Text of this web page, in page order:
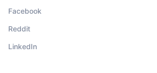
Facebook
Reddit
LinkedIn